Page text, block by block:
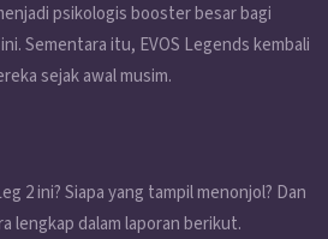
psikologis booster besar bagi
Sementara itu, EVOS Legends kembali
sejak awal musim.
2 ini? Siapa yang tampil menonjol? Dan
lengkap dalam laporan berikut.